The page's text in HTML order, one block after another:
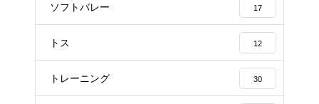
ソフトバレー 17
トス 12
トレーニング 30